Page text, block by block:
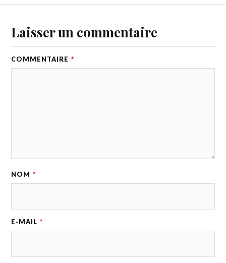
Laisser un commentaire
COMMENTAIRE *
NOM *
E-MAIL *